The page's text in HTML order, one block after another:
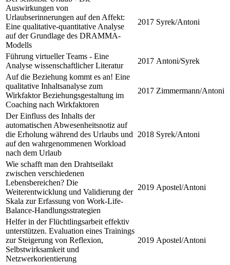
Auswirkungen von
Urlaubserinnerungen auf den Affekt:
Eine qualitative-quantitative Analyse
auf der Grundlage des DRAMMA-
Modells
2017 Syrek/Antoni
Führung virtueller Teams - Eine
Analyse wissenschaftlicher Literatur
2017 Antoni/Syrek
Auf die Beziehung kommt es an! Eine
qualitative Inhaltsanalyse zum
Wirkfaktor Beziehungsgestaltung im
Coaching nach Wirkfaktoren
2017 Zimmermann/Antoni
Der Einfluss des Inhalts der
automatischen Abwesenheitsnotiz auf
die Erholung während des Urlaubs und
auf den wahrgenommenen Workload
nach dem Urlaub
2018 Syrek/Antoni
Wie schafft man den Drahtseilakt
zwischen verschiedenen
Lebensbereichen? Die
Weiterentwicklung und Validierung der
Skala zur Erfassung von Work-Life-
Balance-Handlungsstrategien
2019 Apostel/Antoni
Helfer in der Flüchtlingsarbeit effektiv
unterstützen. Evaluation eines Trainings
zur Steigerung von Reflexion,
Selbstwirksamkeit und
Netzwerkorientierung
2019 Apostel/Antoni